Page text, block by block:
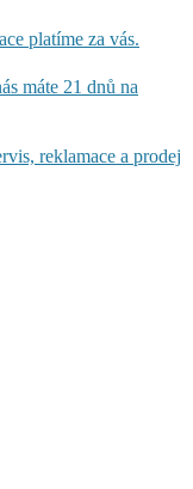
platíme za vás.
máte 21 dnů na
reklamace a prodej